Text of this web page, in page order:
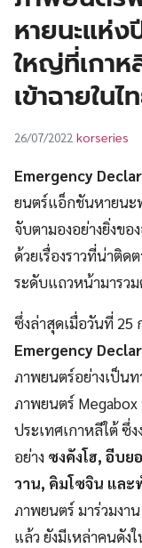
หายนะแห่
ใหญ่ที่เกา
เข้าฉายในไ
26/07/2022 korseries
Emergency
ยนตร์แอ็กชันหายนะ
จับตามองอย่างยิ่งข
ด้วยเรื่องราวที่น่าติ
ระดับแถวหน้ามารว
ซึ่งล่าสุดเมื่อวันที่ 25
Emergency
ภาพยนตร์อย่างเป็น
ภาพยนตร์ Megabox
ประเทศเกาหลีใต้ ซึ่
อย่าง ซงคังโฮ, อีบ
วาน, คิมโซจิน แล
ภาพยนตร์ มาร่วมงา
แล้ว ยังมีเหล่าคนดัง